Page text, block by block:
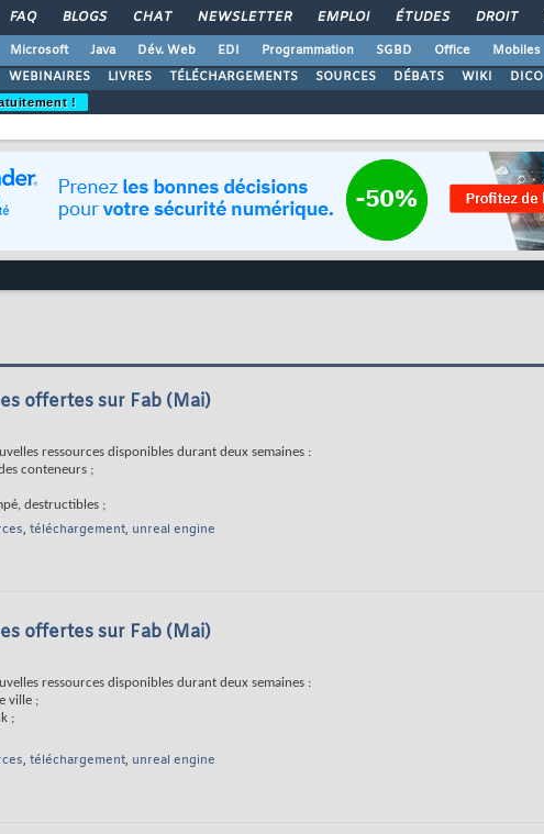
FAQ BLOGS CHAT NEWSLETTER EMPLOI ÉTUDES DROIT
Microsoft Java Dév. Web EDI Programmation SGBD Office Mobiles
WEBINAIRES LIVRES TÉLÉCHARGEMENTS SOURCES DÉBATS WIKI DICO
!
offertes sur Fab (Mai)
ressources disponibles durant deux semaines :
conteneurs ;
destructibles ;
, téléchargement, unreal engine
offertes sur Fab (Mai)
ressources disponibles durant deux semaines :
ville ;
;
, téléchargement, unreal engine